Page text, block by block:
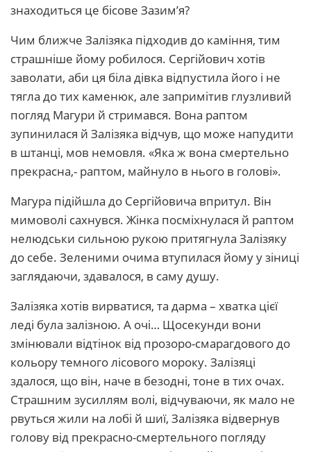
знаходиться це бісове Зазим’я?
Чим ближче Залізяка підходив до каміння, тим
страшніше йому робилося. Сергійович хотів
заволати, аби ця біла дівка відпустила його і не
тягла до тих каменюк, але запримітив глузливий
погляд Магури й стримався. Вона раптом
зупинилася й Залізяка відчув, що може напудити
в штанці, мов немовля. «Яка ж вона смертельно
прекрасна,- раптом, майнуло в нього в голові».
Магура підійшла до Сергійовича впритул. Він
мимоволі сахнувся. Жінка посміхнулася й раптом
нелюдськи сильною рукою притягнула Залізяку
до себе. Зеленими очима втупилася йому у зіниці
заглядаючи, здавалося, в саму душу.
Залізяка хотів вирватися, та дарма – хватка цієї
леді була залізною. А очі… Щосекунди вони
змінювали відтінок від прозоро-смарагдового до
кольору темного лісового мороку. Залізяці
здалося, що він, наче в безодні, тоне в тих очах.
Страшним зусиллям волі, відчуваючи, як мало не
рвуться жили на лобі й шиї, Залізяка відвернув
голову від прекрасно-смертельного погляду